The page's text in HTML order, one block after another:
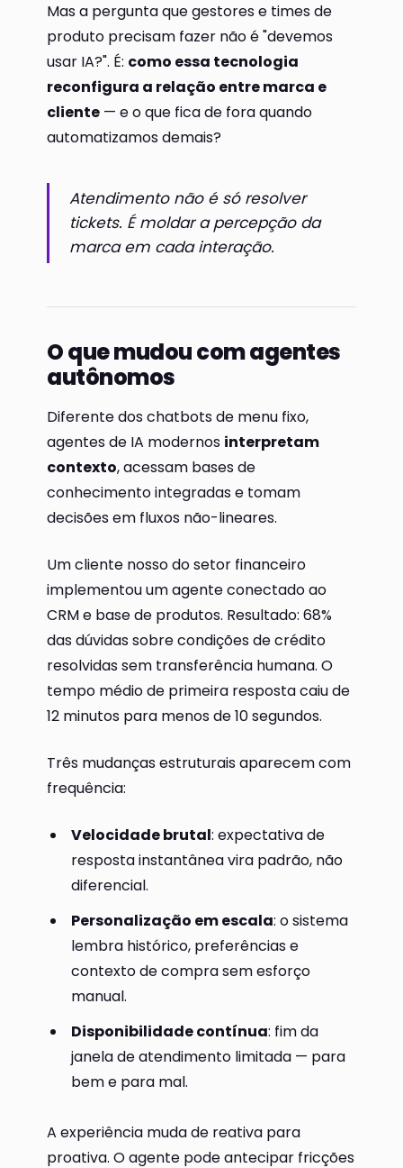
Mas a pergunta que gestores e times de
produto precisam fazer não é "devemos
usar IA?". É: como essa tecnologia
reconfigura a relação entre marca e
cliente — e o que fica de fora quando
automatizamos demais?
Atendimento não é só resolver
tickets. É moldar a percepção da
marca em cada interação.
O que mudou com agentes
autônomos
Diferente dos chatbots de menu fixo,
agentes de IA modernos interpretam
contexto, acessam bases de
conhecimento integradas e tomam
decisões em fluxos não-lineares.
Um cliente nosso do setor financeiro
implementou um agente conectado ao
CRM e base de produtos. Resultado: 68%
das dúvidas sobre condições de crédito
resolvidas sem transferência humana. O
tempo médio de primeira resposta caiu de
12 minutos para menos de 10 segundos.
Três mudanças estruturais aparecem com
frequência:
Velocidade brutal: expectativa de
resposta instantânea vira padrão, não
diferencial.
Personalização em escala: o sistema
lembra histórico, preferências e
contexto de compra sem esforço
manual.
Disponibilidade contínua: fim da
janela de atendimento limitada — para
bem e para mal.
A experiência muda de reativa para
proativa. O agente pode antecipar fricções